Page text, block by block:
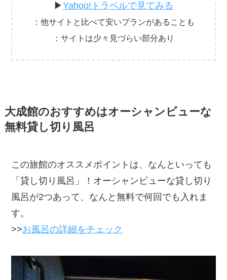
▶Yahoo!トラベルで見てみる
：他サイトと比べて安いプランがあることも
：サイトは少々見づらい部分あり
大成館のおすすめはオーシャンビューな
無料貸し切り風呂
この旅館のオススメポイントは、なんといっても
「貸し切り風呂」！オーシャンビューな貸し切り
風呂が2つあって、なんと無料で何回でも入れま
す。
>>お風呂の詳細をチェック